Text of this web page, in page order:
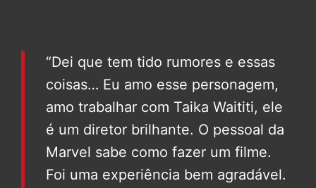
“Dei que tem tido rumores e essas
coisas… Eu amo esse personagem,
amo trabalhar com Taika Waititi, ele
é um diretor brilhante. O pessoal da
Marvel sabe como fazer um filme.
Foi uma experiência bem agradável.